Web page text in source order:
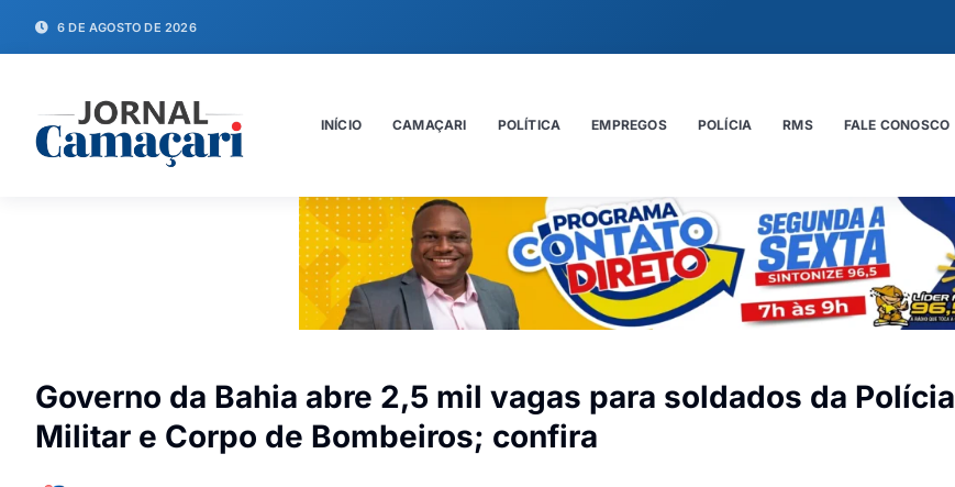
6 DE AGOSTO DE 2026
INÍCIO CAMAÇARI POLÍTICA EMPREGOS POLÍCIA RMS FALE CONOSCO
Governo da Bahia abre 2,5 mil vagas para soldados da Polícia
Militar e Corpo de Bombeiros; confira